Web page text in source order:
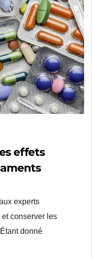
effets
experts
conserver les
donné